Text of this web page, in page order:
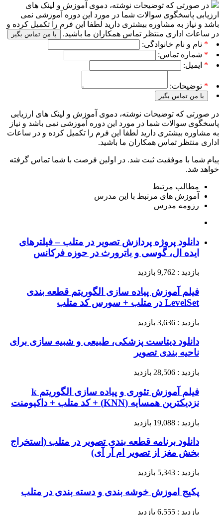
در صورتی که توضیحات نوشته، دموی آموزش و لینک های
ارزیابی پاسخگوی سوالات شما در مورد این دوره آموزشی نمی
باشد و نیاز به مشاوره بیشتری دارید لطفا این فرم را تکمیل کرده و
در ساعات اداری منتظر تماس همکاران ما باشید.
با من تماس بگیر
* نام و نام خانوادگی:
* شماره تماس:
* ایمیل:
* توضیحات:
با من تماس بگیر
در صورتی که توضیحات نوشته، دموی آموزش و لینک های ارزیابی
پاسخگوی سوالات شما در مورد این دوره آموزشی نمی باشد و نیاز
به مشاوره بیشتری دارید لطفا این فرم را تکمیل کرده و در ساعات
اداری منتظر تماس همکاران ما باشید.
پیام شما با موفقیت ثبت شد. در اولین فرصت با شما تماس گرفته
خواهد شد.
مطالب مرتبط
آموزش های مرتبط با این مدرس
رزومه مدرس
دانلود پروژه پردازش تصویر در متلب – فیلترهای
ایده ال، گوسی و باترورث در حوزه فرکانس
بازدید : 9,762 بازدید
فیلم آموزش پیاده سازی الگوریتم قطعه بندی
LevelSet در متلب + سورس کد متلب
بازدید : 3,636 بازدید
دانلود دیتاست پزشکی، طبیعی و شبیه سازی برای
ناحیه بندی تصویر
بازدید : 28,506 بازدید
فیلم آموزش تئوری و پیاده سازی الگوریتم k
نزدیکترین همسایه (KNN) + کد متلب + داکیومنت
بازدید : 19,088 بازدید
دانلود برنامه قطعه بندی تصویر در متلب (استخراج
بخش مغز از تصویر ام آر آی)
بازدید : 5,343 بازدید
پکیج اموزش خوشه بندی و دسته بندی در متلب
بازدید : 6,555 بازدید